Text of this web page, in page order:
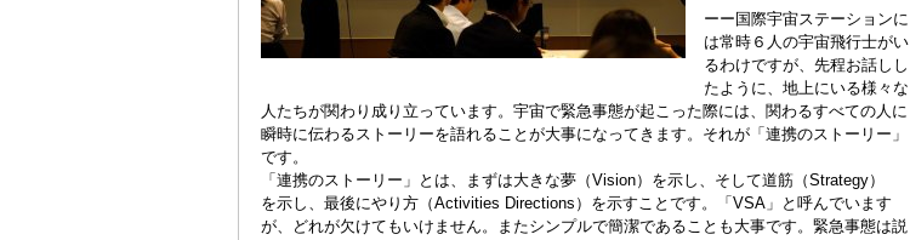
ーー国際宇宙ステーションに
は常時６人の宇宙飛行士がい
るわけですが、先程お話しし
たように、地上にいる様々な
人たちが関わり成り立っています。宇宙で緊急事態が起こった際には、関わるすべての人に
瞬時に伝わるストーリーを語れることが大事になってきます。それが「連携のストーリー」
です。
「連携のストーリー」とは、まずは大きな夢（Vision）を示し、そして道筋（Strategy）
を示し、最後にやり方（Activities Directions）を示すことです。「VSA」と呼んでいます
が、どれが欠けてもいけません。またシンプルで簡潔であることも大事です。緊急事態は説